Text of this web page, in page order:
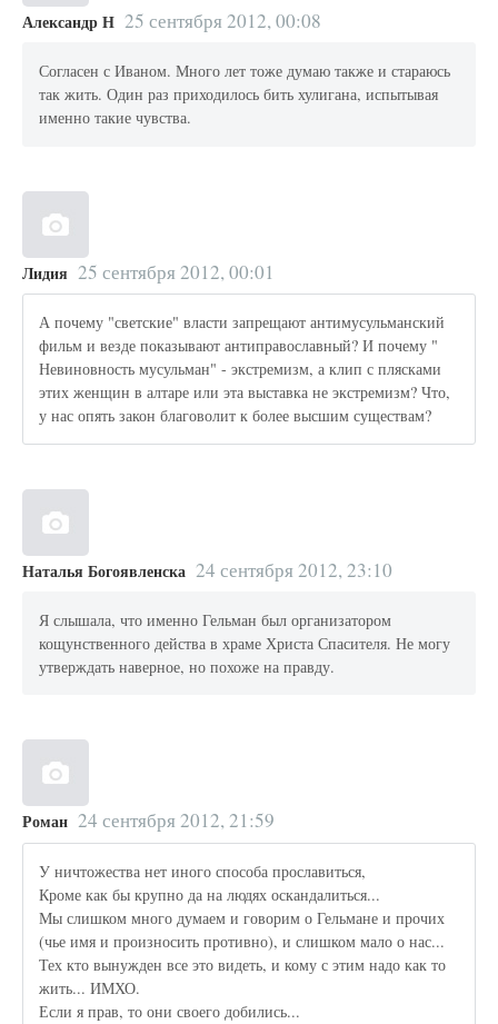
Александр Н 25 сентября 2012, 00:08
Согласен с Иваном. Много лет тоже думаю также и стараюсь
так жить. Один раз приходилось бить хулигана, испытывая
именно такие чувства.
Лидия 25 сентября 2012, 00:01
А почему "светские" власти запрещают антимусульманский
фильм и везде показывают антиправославный? И почему "
Невиновность мусульман" - экстремизм, а клип с плясками
этих женщин в алтаре или эта выставка не экстремизм? Что,
у нас опять закон благоволит к более высшим существам?
Наталья Богоявленска 24 сентября 2012, 23:10
Я слышала, что именно Гельман был организатором
кощунственного действа в храме Христа Спасителя. Не могу
утверждать наверное, но похоже на правду.
Роман 24 сентября 2012, 21:59
У ничтожества нет иного способа прославиться,
Кроме как бы крупно да на людях оскандалиться...
Мы слишком много думаем и говорим о Гельмане и прочих
(чье имя и произносить противно), и слишком мало о нас...
Тех кто вынужден все это видеть, и кому с этим надо как то
жить... ИМХО.
Если я прав, то они своего добились...